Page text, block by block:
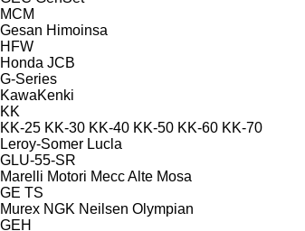
MCM
Gesan Himoinsa
HFW
Honda JCB
G-Series
KawaKenki
KK
KK-25 KK-30 KK-40 KK-50 KK-60 KK-70
Leroy-Somer Lucla
GLU-55-SR
Marelli Motori Mecc Alte Mosa
GE TS
Murex NGK Neilsen Olympian
GEH